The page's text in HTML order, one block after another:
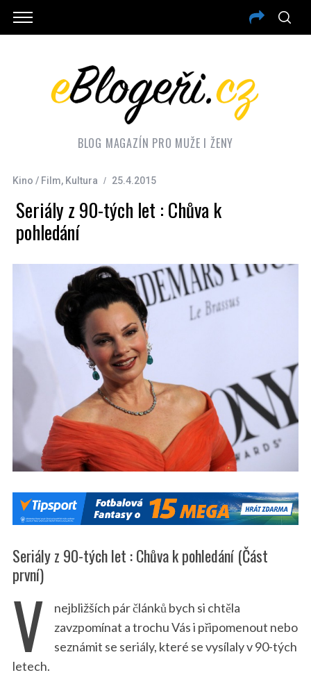
BLOG MAGAZÍN PRO MUŽE I ŽENY
Kino / Film, Kultura 25.4.2015
Seriály z 90-tých let : Chůva k
pohledání
Seriály z 90-tých let : Chůva k pohledání (Část
první)
V
nejbližších pár článků bych si chtěla
zavzpomínat a trochu Vás i připomenout nebo
seznámit se seriály, které se vysílaly v 90-tých
letech.